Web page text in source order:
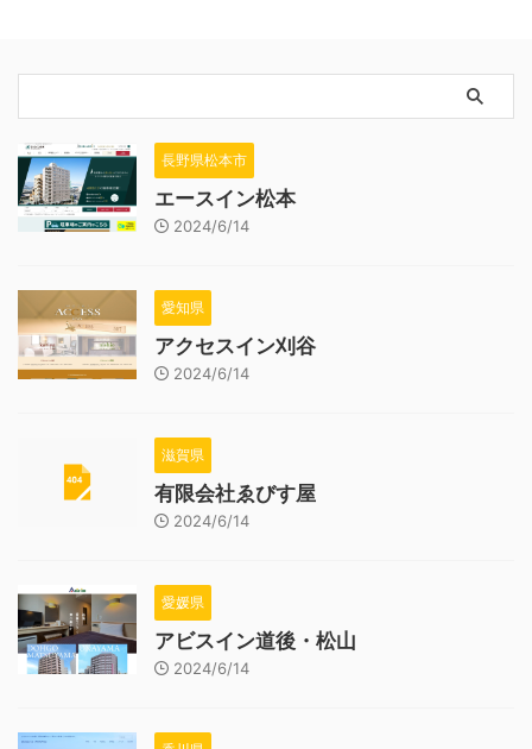
長野県松本市
エースイン松本
2024/6/14
愛知県
アクセスイン刈谷
2024/6/14
滋賀県
有限会社ゑびす屋
2024/6/14
愛媛県
アビスイン道後・松山
2024/6/14